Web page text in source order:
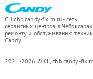
СЦ chb.candy-fixim.ru - сеть
сервисных центров в
ремонту и обслуживанию
Candy
2021-2026 © СЦ chb.candy-